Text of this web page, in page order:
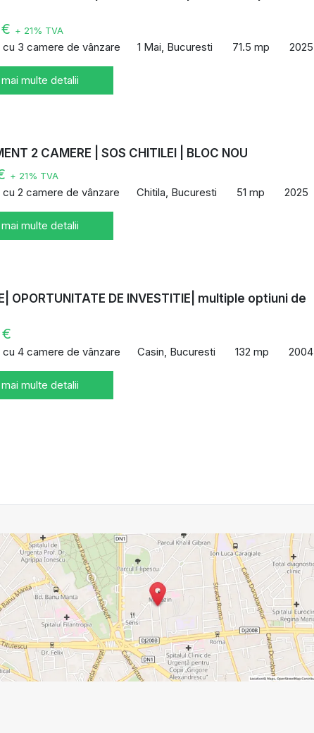
+ 21% TVA
3 camere de vânzare 1 Mai, Bucuresti 71.5 mp 2025
multe detalii
2 CAMERE | SOS CHITILEI | BLOC NOU
+ 21% TVA
2 camere de vânzare Chitila, Bucuresti 51 mp 2025
multe detalii
OPORTUNITATE DE INVESTITIE| multiple optiuni de
4 camere de vânzare Casin, Bucuresti 132 mp 2004
multe detalii